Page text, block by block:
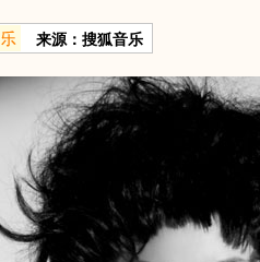
来源：搜狐音乐